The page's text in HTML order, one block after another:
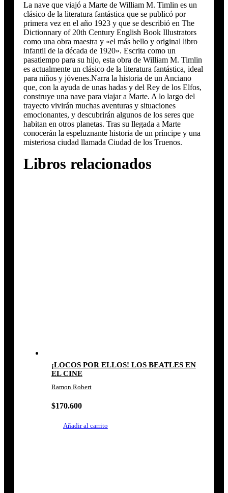
La nave que viajó a Marte de William M. Timlin es un
clásico de la literatura fantástica que se publicó por
primera vez en el año 1923 y que se describió en The
Dictionnary of 20th Century English Book Illustrators
como una obra maestra y «el más bello y original libro
infantil de la década de 1920». Escrita como un
pasatiempo para su hijo, esta obra de William M. Timlin
es actualmente un clásico de la literatura fantástica, ideal
para niños y jóvenes.Narra la historia de un Anciano
que, con la ayuda de unas hadas y del Rey de los Elfos,
construye una nave para viajar a Marte. A lo largo del
trayecto vivirán muchas aventuras y situaciones
emocionantes, y descubrirán algunos de los seres que
habitan en otros planetas. Tras su llegada a Marte
conocerán la espeluznante historia de un príncipe y una
misteriosa ciudad llamada Ciudad de los Truenos.
Libros relacionados
¡LOCOS POR ELLOS! LOS BEATLES EN
EL CINE
Ramon Robert
$170.600
Añadir al carrito